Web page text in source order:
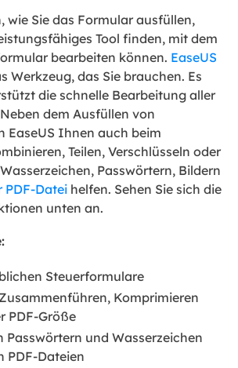
wie Sie das Formular ausfüllen,
Tool finden, mit dem
bearbeiten können. EaseUS
Werkzeug, das Sie brauchen. Es
die schnelle Bearbeitung aller
dem Ausfüllen von
EaseUS Ihnen auch beim
Teilen, Verschlüsseln oder
Passwörtern, Bildern
PDF-Dateihelfen. Sehen Sie sich die
unten an.
Steuerformulare
Komprimieren
PDF-Größe
Passwörtern und Wasserzeichen
PDF-Dateien